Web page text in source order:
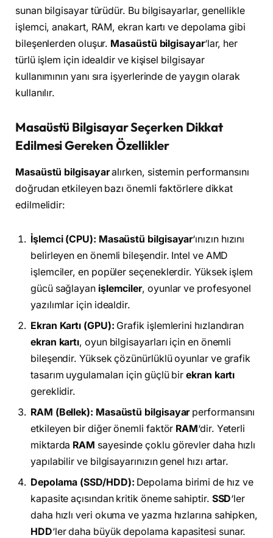
sunan bilgisayar türüdür. Bu bilgisayarlar, genellikle
işlemci, anakart, RAM, ekran kartı ve depolama gibi
bileşenlerden oluşur. Masaüstü bilgisayar‘lar, her
türlü işlem için idealdir ve kişisel bilgisayar
kullanımının yanı sıra işyerlerinde de yaygın olarak
kullanılır.
Masaüstü Bilgisayar Seçerken Dikkat
Edilmesi Gereken Özellikler
Masaüstü bilgisayaralırken, sistemin performansını
doğrudan etkileyen bazı önemli faktörlere dikkat
edilmelidir:
İşlemci (CPU): Masaüstü bilgisayar‘ınızın hızını
belirleyen en önemli bileşendir. Intel ve AMD
işlemciler, en popüler seçeneklerdir. Yüksek işlem
gücü sağlayan işlemciler, oyunlar ve profesyonel
yazılımlar için idealdir.
Ekran Kartı (GPU): Grafik işlemlerini hızlandıran
ekran kartı, oyun bilgisayarları için en önemli
bileşendir. Yüksek çözünürlüklü oyunlar ve grafik
tasarım uygulamaları için güçlü birekran kartı
gereklidir.
RAM (Bellek): Masaüstü bilgisayarperformansını
etkileyen bir diğer önemli faktör RAM‘dir. Yeterli
miktarda RAM sayesinde çoklu görevler daha hızlı
yapılabilir ve bilgisayarınızın genel hızı artar.
Depolama (SSD/HDD): Depolama birimi de hız ve
kapasite açısından kritik öneme sahiptir. SSD‘ler
daha hızlı veri okuma ve yazma hızlarına sahipken,
HDD‘ler daha büyük depolama kapasitesi sunar.